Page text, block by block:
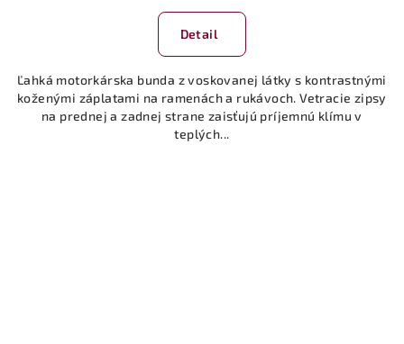
Detail
Ľahká motorkárska bunda z voskovanej látky s kontrastnými
koženými záplatami na ramenách a rukávoch. Vetracie zipsy
na prednej a zadnej strane zaisťujú príjemnú klímu v
teplých...